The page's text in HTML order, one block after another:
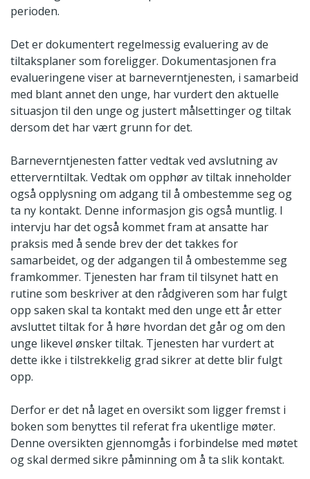
perioden.
Det er dokumentert regelmessig evaluering av de
tiltaksplaner som foreligger. Dokumentasjonen fra
evalueringene viser at barneverntjenesten, i samarbeid
med blant annet den unge, har vurdert den aktuelle
situasjon til den unge og justert målsettinger og tiltak
dersom det har vært grunn for det.
Barneverntjenesten fatter vedtak ved avslutning av
etterverntiltak. Vedtak om opphør av tiltak inneholder
også opplysning om adgang til å ombestemme seg og
ta ny kontakt. Denne informasjon gis også muntlig. I
intervju har det også kommet fram at ansatte har
praksis med å sende brev der det takkes for
samarbeidet, og der adgangen til å ombestemme seg
framkommer. Tjenesten har fram til tilsynet hatt en
rutine som beskriver at den rådgiveren som har fulgt
opp saken skal ta kontakt med den unge ett år etter
avsluttet tiltak for å høre hvordan det går og om den
unge likevel ønsker tiltak. Tjenesten har vurdert at
dette ikke i tilstrekkelig grad sikrer at dette blir fulgt
opp.
Derfor er det nå laget en oversikt som ligger fremst i
boken som benyttes til referat fra ukentlige møter.
Denne oversikten gjennomgås i forbindelse med møtet
og skal dermed sikre påminning om å ta slik kontakt.